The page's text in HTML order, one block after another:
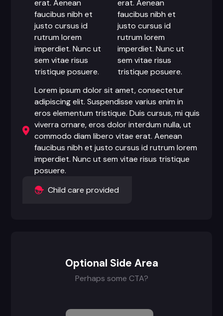
erat. Aenean
faucibus nibh et
justo cursus id
rutrum lorem
imperdiet. Nunc ut
sem vitae risus
tristique posuere.
erat. Aenean
faucibus nibh et
justo cursus id
rutrum lorem
imperdiet. Nunc ut
sem vitae risus
tristique posuere.
Lorem ipsum dolor sit amet, consectetur
adipiscing elit. Suspendisse varius enim in
eros elementum tristique. Duis cursus, mi quis
viverra ornare, eros dolor interdum nulla, ut
commodo diam libero vitae erat. Aenean
faucibus nibh et justo cursus id rutrum lorem
imperdiet. Nunc ut sem vitae risus tristique
posuere.
Child care provided
Optional Side Area
Perhaps some CTA?